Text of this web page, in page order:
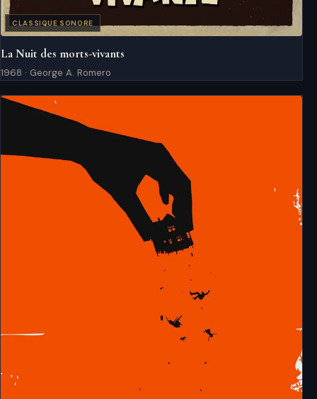
CLASSIQUE SONORE
La Nuit des morts-vivants
1968 · George A. Romero